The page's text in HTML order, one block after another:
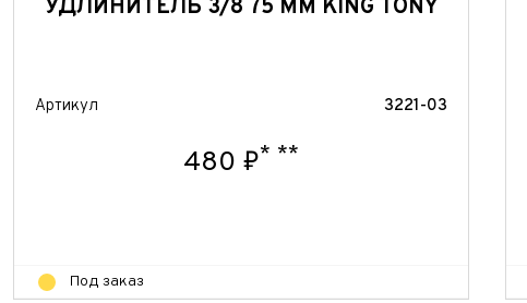
УДЛИНИТЕЛЬ 3/8 75 ММ KING TONY
Артикул 3221-03
480 ₽* **
Под заказ